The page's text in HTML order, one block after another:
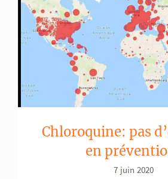
Chloroquine: pas
en
7 juin 2020